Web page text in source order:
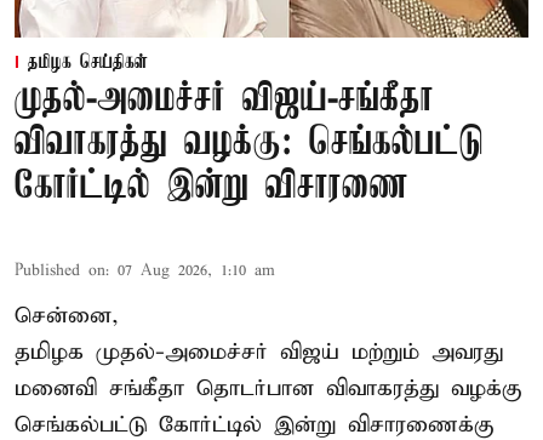
தமிழக செய்திகள்
முதல்-அமைச்சர் விஜய்-சங்கீதா
விவாகரத்து வழக்கு: செங்கல்பட்டு
கோர்ட்டில் இன்று விசாரணை
Published on: 07 Aug 2026, 1:10 am
சென்னை,
தமிழக முதல்-அமைச்சர் விஜய் மற்றும் அவரது
மனைவி சங்கீதா தொடர்பான விவாகரத்து வழக்கு
செங்கல்பட்டு கோர்ட்டில் இன்று விசாரணைக்கு